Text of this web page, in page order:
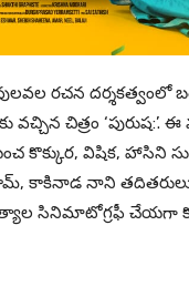
రచన దర్శకత్వంలో
వచ్చిన చిత్రం
కొక్కుర, విషిక, హాసిని
కాకినాడ నాని తదితరులు
సినిమాటోగ్రఫీ చేయగా